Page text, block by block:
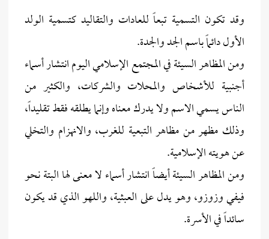
وقد تكون التسمية تبعاً للعادات والتقاليد كتسمية الولد
الأول دائماً باسم الجد والجدة.
ومن المظاهر السيئة في المجتمع الإسلامي اليوم انتشار أسماء
أجنبية للأشخاص والمحلات والشركات، والكثير من
الناس يسمي الاسم ولا يدرك معناه وإنما يطلقه فقط تقليداً،
وذلك مظهر من مظاهر التبعية للغرب، والانهزام والتخلي
عن هويته الإسلامية.
ومن المظاهر السيئة أيضاً انتشار أسماء لا معنى لها البتة نحو
فيفي وزوزو، وهو يدل على العبثية، واللهو الذي قد يكون
سائداً في الأسرة.